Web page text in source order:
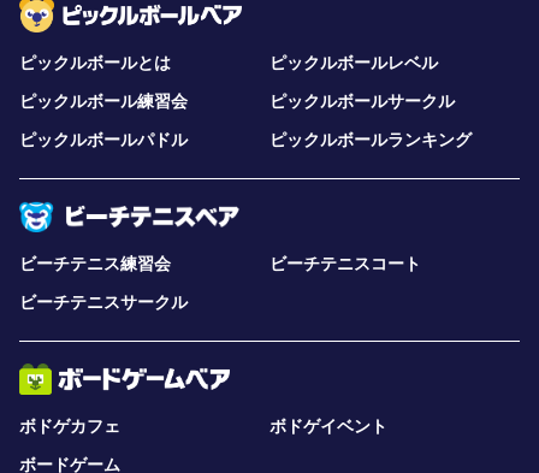
ピックルボールとは
ピックルボールレベル
ピックルボール練習会
ピックルボールサークル
ピックルボールパドル
ピックルボールランキング
ビーチテニス練習会
ビーチテニスコート
ビーチテニスサークル
ボドゲカフェ
ボドゲイベント
ボードゲーム